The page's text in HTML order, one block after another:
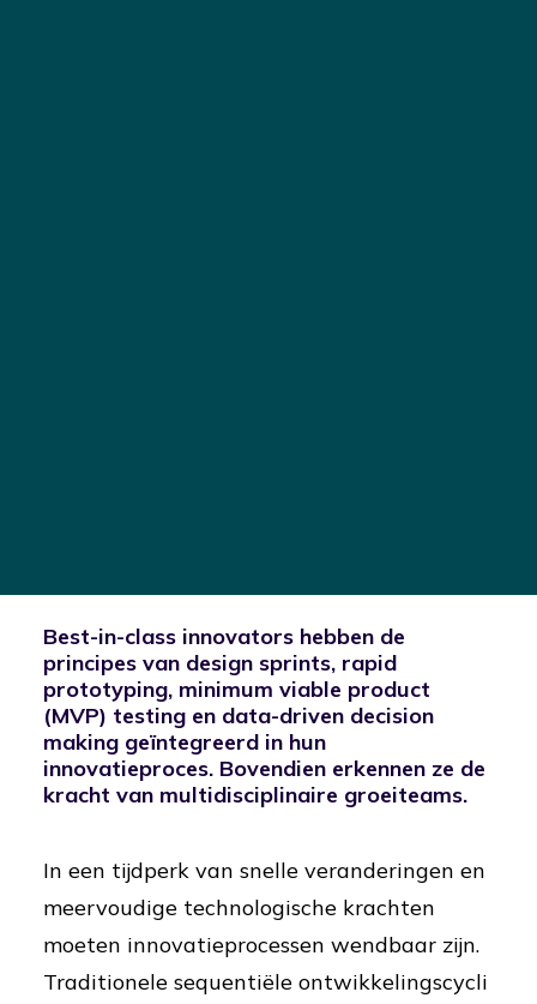
Best-in-class innovators hebben de
principes van design sprints, rapid
prototyping, minimum viable product
(MVP) testing en data-driven decision
making geïntegreerd in hun
innovatieproces. Bovendien erkennen ze de
kracht van multidisciplinaire groeiteams.
In een tijdperk van snelle veranderingen en
meervoudige technologische krachten
moeten innovatieprocessen wendbaar zijn.
Traditionele sequentiële ontwikkelingscycli